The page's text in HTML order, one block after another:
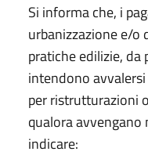
Si informa che, i
urbanizzazione e/o
pratiche edilizie, da
intendono
per ristrutturazioni
qualora
indicare: